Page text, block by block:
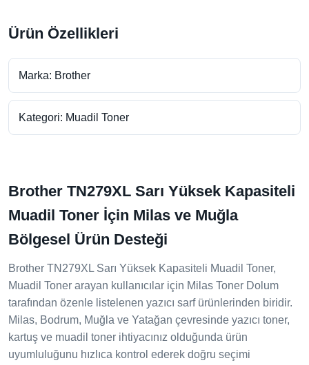
Ürün Özellikleri
Marka: Brother
Kategori: Muadil Toner
Brother TN279XL Sarı Yüksek Kapasiteli
Muadil Toner İçin Milas ve Muğla
Bölgesel Ürün Desteği
Brother TN279XL Sarı Yüksek Kapasiteli Muadil Toner,
Muadil Toner arayan kullanıcılar için Milas Toner Dolum
tarafından özenle listelenen yazıcı sarf ürünlerinden biridir.
Milas, Bodrum, Muğla ve Yatağan çevresinde yazıcı toner,
kartuş ve muadil toner ihtiyacınız olduğunda ürün
uyumluluğunu hızlıca kontrol ederek doğru seçimi